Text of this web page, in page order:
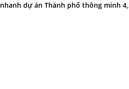
dự án Thành phố thông minh